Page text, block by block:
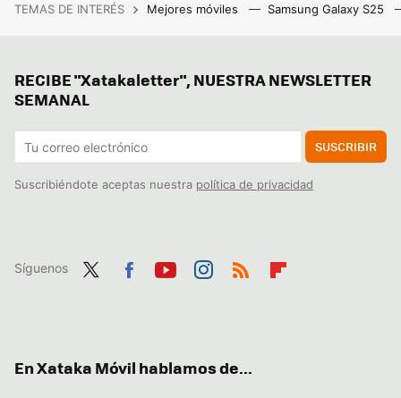
TEMAS DE INTERÉS Mejores móviles Samsung Galaxy S25
RECIBE "Xatakaletter", NUESTRA NEWSLETTER
SEMANAL
SUSCRIBIR
Suscribiéndote aceptas nuestra política de privacidad
Síguenos
En Xataka Móvil hablamos de...